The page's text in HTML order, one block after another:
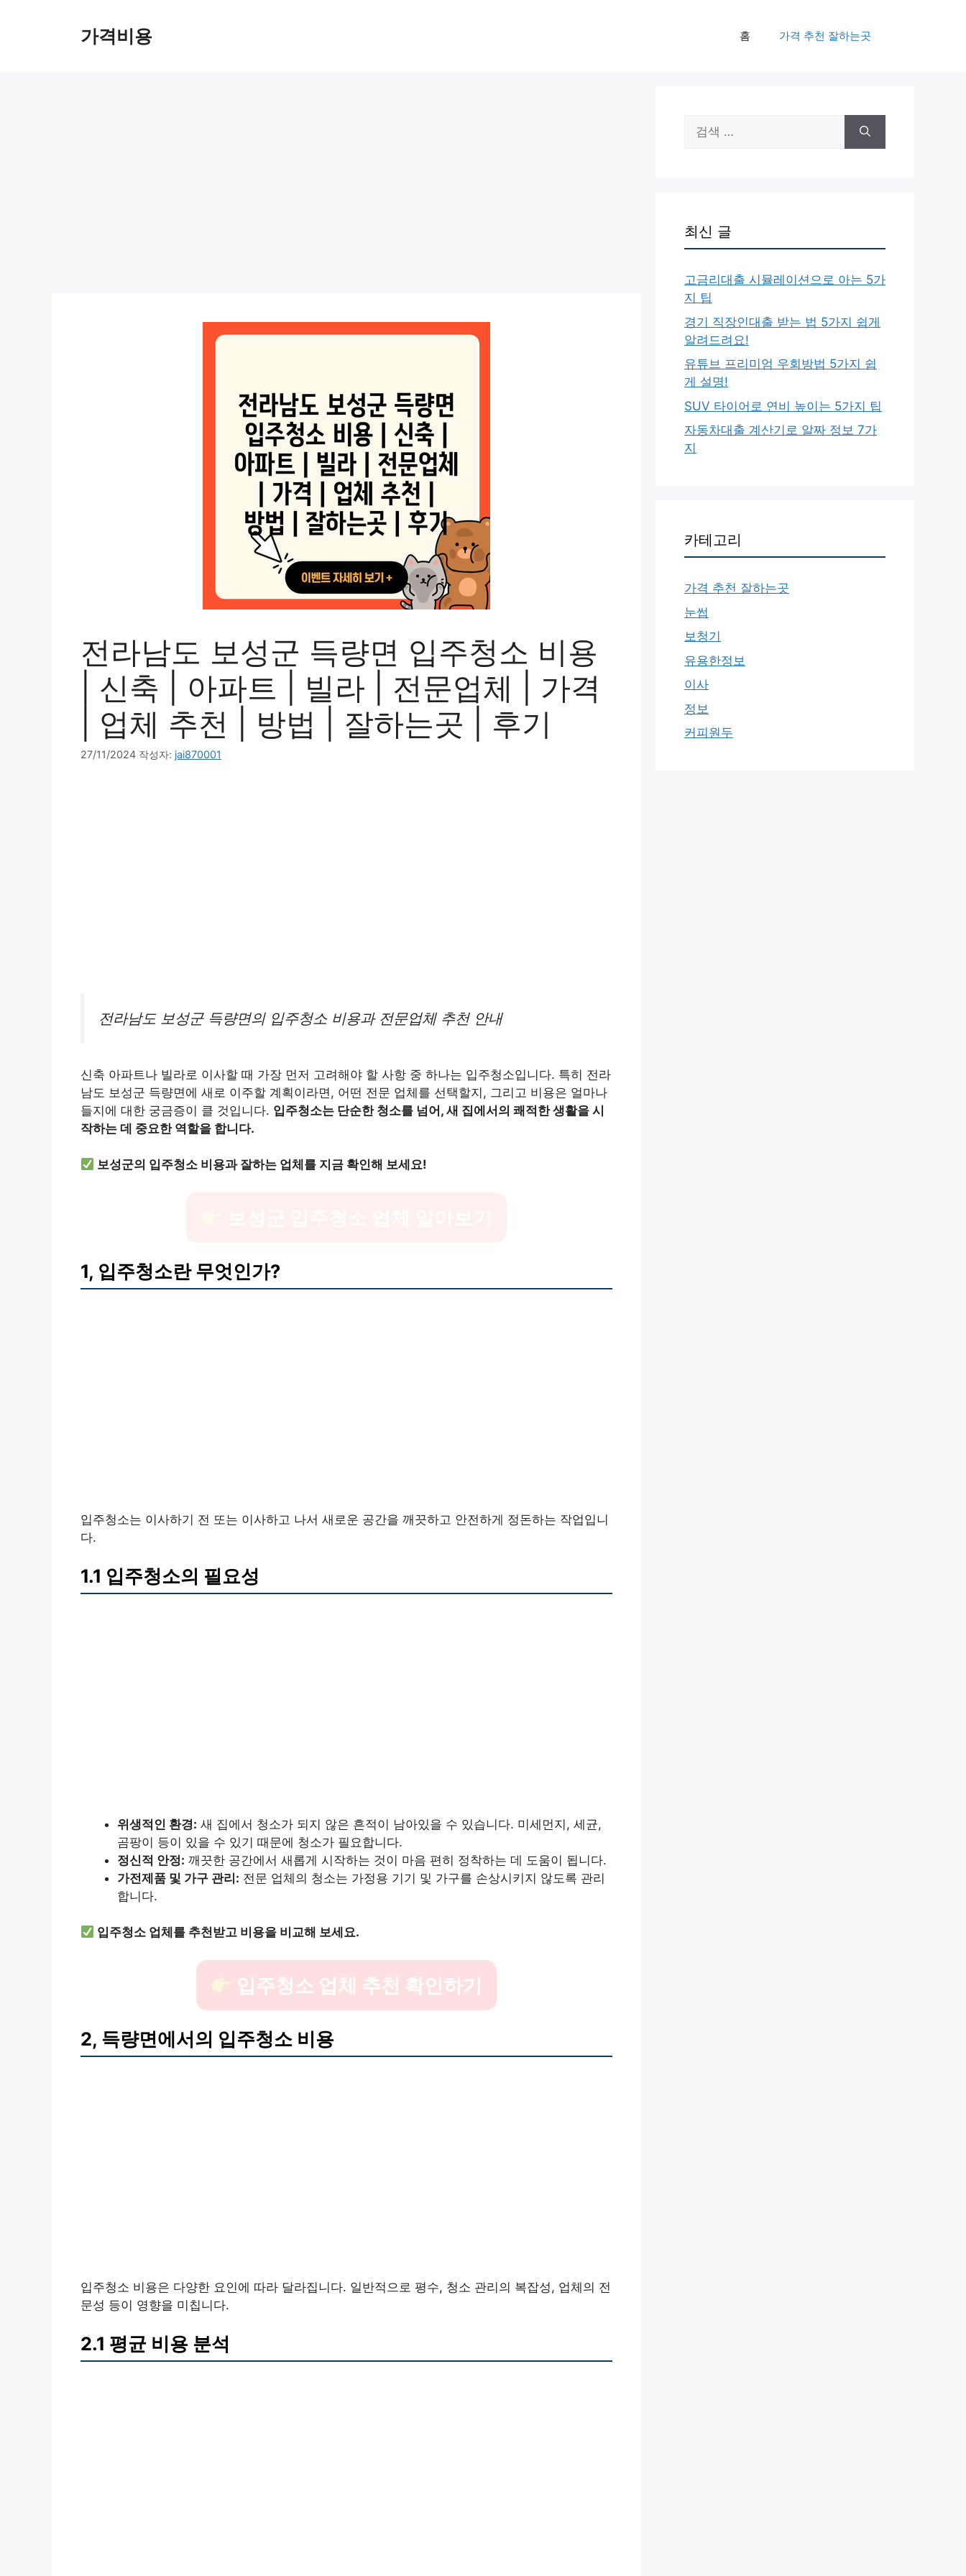
가격비용 홈 가격 추천 잘하는곳
전라남도 보성군 득량면 입주청소 비용
| 신축 | 아파트 | 빌라 | 전문업체 | 가격
| 업체 추천 | 방법 | 잘하는곳 | 후기
27/11/2024 작성자: jai870001
전라남도 보성군 득량면의 입주청소 비용과 전문업체 추천 안내
신축 아파트나 빌라로 이사할 때 가장 먼저 고려해야 할 사항 중 하나는 입주청소입니다. 특히 전라
남도 보성군 득량면에 새로 이주할 계획이라면, 어떤 전문 업체를 선택할지, 그리고 비용은 얼마나
들지에 대한 궁금증이 클 것입니다. 입주청소는 단순한 청소를 넘어, 새 집에서의 쾌적한 생활을 시
작하는 데 중요한 역할을 합니다.
보성군의 입주청소 비용과 잘하는 업체를 지금 확인해 보세요!
1, 입주청소란 무엇인가?
입주청소는 이사하기 전 또는 이사하고 나서 새로운 공간을 깨끗하고 안전하게 정돈하는 작업입니
다.
1.1 입주청소의 필요성
위생적인 환경: 새 집에서 청소가 되지 않은 흔적이 남아있을 수 있습니다. 미세먼지, 세균,
곰팡이 등이 있을 수 있기 때문에 청소가 필요합니다.
정신적 안정: 깨끗한 공간에서 새롭게 시작하는 것이 마음 편히 정착하는 데 도움이 됩니다.
가전제품 및 가구 관리: 전문 업체의 청소는 가정용 기기 및 가구를 손상시키지 않도록 관리
합니다.
입주청소 업체를 추천받고 비용을 비교해 보세요.
입주청소 업체 추천 확인하기
2, 득량면에서의 입주청소 비용
입주청소 비용은 다양한 요인에 따라 달라집니다. 일반적으로 평수, 청소 관리의 복잡성, 업체의 전
문성 등이 영향을 미칩니다.
2.1 평균 비용 분석
색:
최신 글
고금리대출 시뮬레이션으로 아는 5가
지 팁
경기 직장인대출 받는 법 5가지 쉽게
알려드려요!
유튜브 프리미엄 우회방법 5가지 쉽
게 설명!
SUV 타이어로 연비 높이는 5가지 팁
자동차대출 계산기로 알짜 정보 7가
지
카테고리
가격 추천 잘하는곳
눈썹
보청기
유용한정보
이사
정보
커피원두